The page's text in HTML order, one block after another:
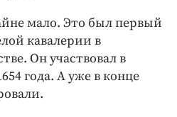
мало. Это был первый
кавалерии в
Он участвовал в
года. А уже в конце